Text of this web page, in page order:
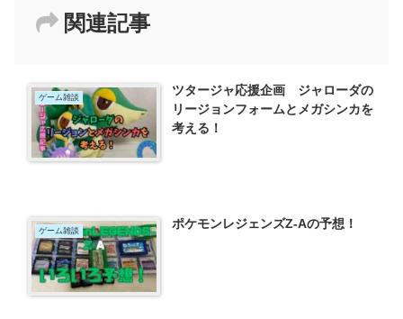
関連記事
ゲーム雑談
ツタージャ応援企画 ジャローダの
リージョンフォームとメガシンカを
考える！
ゲーム雑談 ポケモンレジェンズZ-Aの予想！